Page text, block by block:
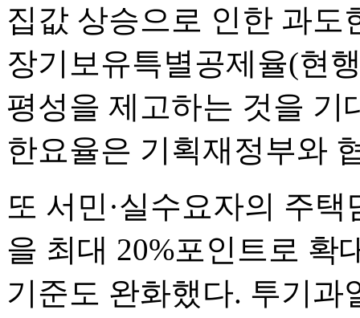
집값 상승으로 인한 과
장기보유특별공제율(현
평성을 제고하는 것을 기
한요율은 기획재정부와
또 서민·실수요자의 주
을 최대 20%포인트로 확
기준도 완화했다. 투기과